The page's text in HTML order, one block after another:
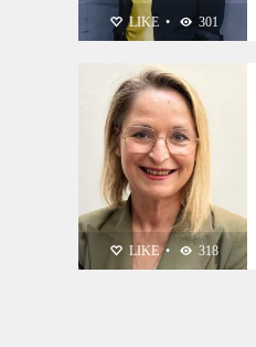
LIKE • 301
PERSONNALITÉS
LIKE • 318